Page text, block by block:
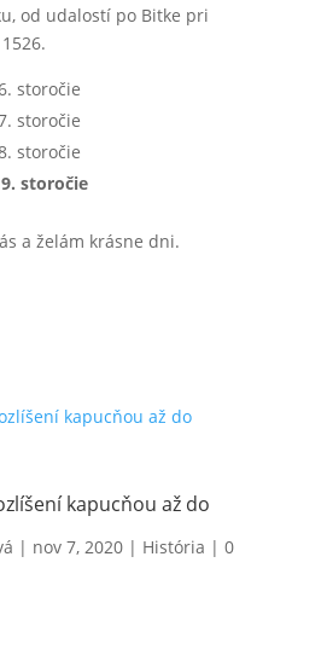
od udalostí po Bitke pri
storočie
storočie
storočie
storočie
a želám krásne dni.
kapucňou až do
| nov 7, 2020| História | 0